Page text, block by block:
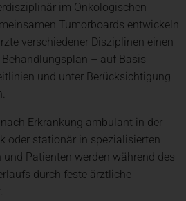
im Onkologischen
Tumorboards entwickeln
verschiedener Disziplinen einen
– auf Basis
und unter Berücksichtigung
Erkrankung ambulant in der
oder stationär in spezialisierten
Patienten werden während des
durch feste ärztliche